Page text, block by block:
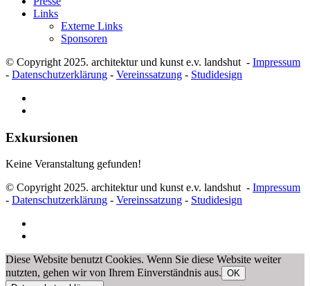
Links
Externe Links
Sponsoren
© Copyright 2025. architektur und kunst e.v. landshut - Impressum
- Datenschutzerklärung - Vereinssatzung - Studidesign
Exkursionen
Keine Veranstaltung gefunden!
© Copyright 2025. architektur und kunst e.v. landshut - Impressum
- Datenschutzerklärung - Vereinssatzung - Studidesign
Diese Website benutzt Cookies. Wenn Sie diese Website weiter
nutzten, gehen wir von Ihrem Einverständnis aus. OK